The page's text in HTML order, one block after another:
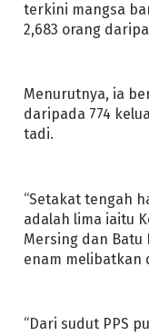
terkini mangsa
2,683 orang
Menurutnya, ia
daripada 774
tadi.
“Setakat tengah
adalah lima iaitu
Mersing dan
enam melibatkan
“Dari sudut PPS